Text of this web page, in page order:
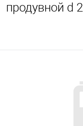
продувной d